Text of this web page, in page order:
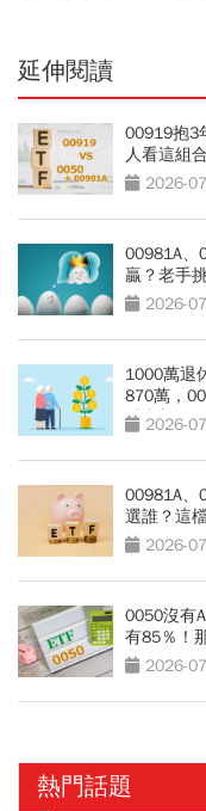
延伸閱讀
00919抱3
人看這組
2026-
00981A、
贏？老手
2026-
1000萬退
870萬，
酷真相
2026-
00981A、
選誰？這
2026-
0050沒有
有85％！
2026-
熱門話題